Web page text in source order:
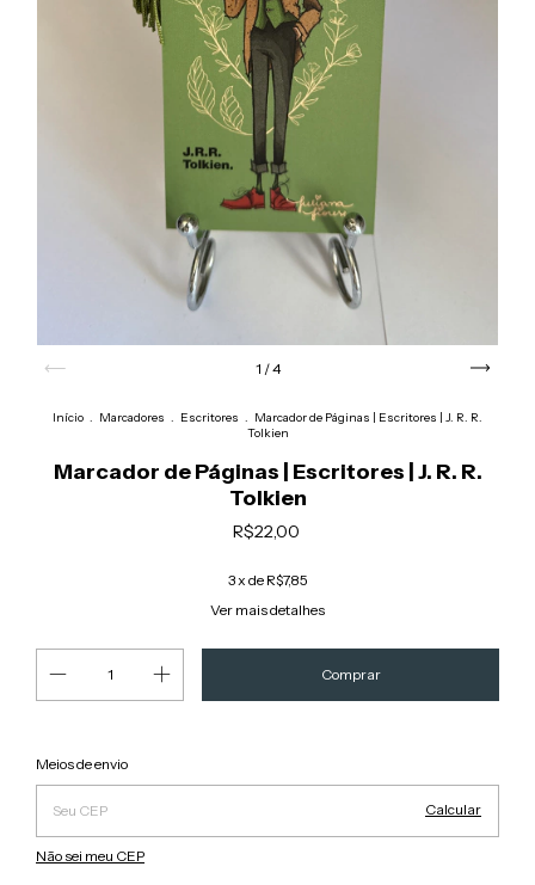
1 /4
Início . Marcadores . Escritores . Marcador de Páginas | Escritores | J. R. R.
Tolkien
Marcador de Páginas | Escritores | J. R. R.
Tolkien
R$22,00
3x de R$7,85
Ver mais detalhes
Entregas para o CEP:
Meios de envio
Calcular
Não sei meu CEP